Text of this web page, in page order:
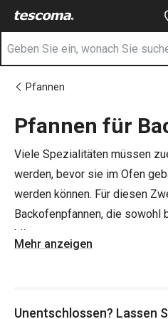
Sie befinden sich auf der Pfannen
ZumZur
Zur
Pfannen
Pfannen für
Viele Spezialitäten müssen
werden, bevor sie im Ofen
werden können. Für diesen
Backofenpfannen, die sowohl
können.
sich beim Einschieben in den
Mehr anzeigen
Unentschlossen? Lassen